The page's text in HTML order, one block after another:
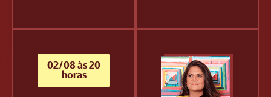
02/08 às 20
horas